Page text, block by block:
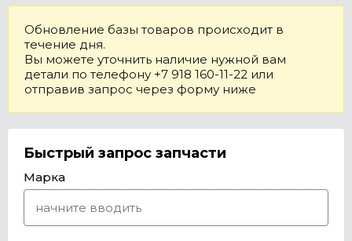
Обновление базы товаров происходит в
течение дня.
Вы можете уточнить наличие нужной вам
детали по телефону +7 918 160-11-22 или
отправив запрос через форму ниже
Быстрый запрос запчасти
Марка